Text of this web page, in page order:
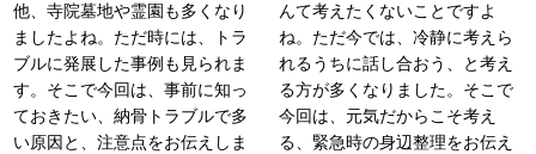
他、寺院墓地や霊園も多くなり
ましたよね。ただ時には、トラ
ブルに発展した事例も見られま
す。そこで今回は、事前に知っ
ておきたい、納骨トラブルで多
い原因と、注意点をお伝えしま
んて考えたくないことですよ
ね。ただ今では、冷静に考えら
れるうちに話し合おう、と考え
る方が多くなりました。そこで
今回は、元気だからこそ考え
る、緊急時の身辺整理をお伝え